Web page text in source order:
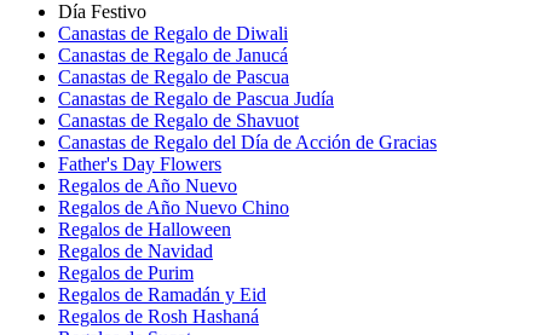
Día Festivo
Canastas de Regalo de Diwali
Canastas de Regalo de Janucá
Canastas de Regalo de Pascua
Canastas de Regalo de Pascua Judía
Canastas de Regalo de Shavuot
Canastas de Regalo del Día de Acción de Gracias
Father's Day Flowers
Regalos de Año Nuevo
Regalos de Año Nuevo Chino
Regalos de Halloween
Regalos de Navidad
Regalos de Purim
Regalos de Ramadán y Eid
Regalos de Rosh Hashaná